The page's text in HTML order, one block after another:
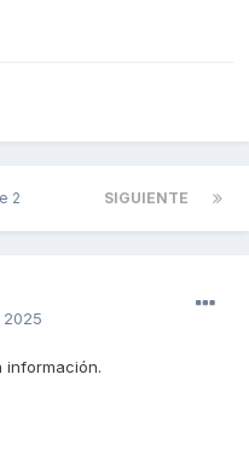
SIGUIENTE
2
información.